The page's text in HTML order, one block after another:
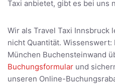
Taxi anbietet, gibt es bei uns
Wir als Travel Taxi Innsbruck
nicht Quantität.
München Buchensteinwand
Buchungsformular und
unseren Online-